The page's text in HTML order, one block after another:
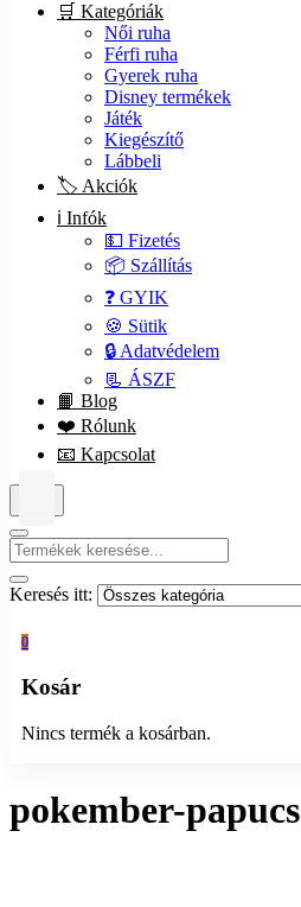
🛒 Kategóriák
Női ruha
Férfi ruha
Gyerek ruha
Disney termékek
Játék
Kiegészítő
Lábbeli
🏷️ Akciók
ℹ️ Infók
💵 Fizetés
📦 Szállítás
❓ GYIK
🍪 Sütik
🔒 Adatvédelem
📃 ÁSZF
📙 Blog
❤️ Rólunk
📧 Kapcsolat
Keresés itt:
0
Kosár
Nincs termék a kosárban.
pokember-papucs